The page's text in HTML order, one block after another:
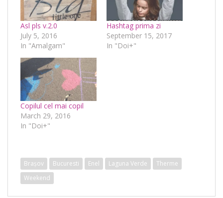
Asl pls v.2.0
July 5, 2016
In "Amalgam"
Hashtag prima zi
September 15, 2017
In "Doi+"
Copilul cel mai copil
March 29, 2016
In "Doi+"
Brașov Bucuresti Enel Laguna Verde
Therme
Weekend